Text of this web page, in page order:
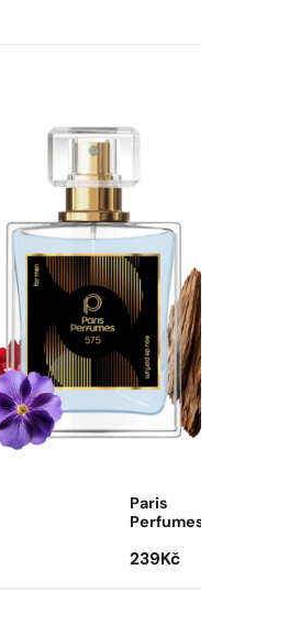
Paris
Perfumes
239 Kč